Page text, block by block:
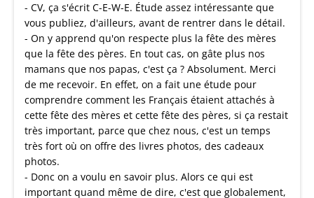
- CV, ça s'écrit C-E-W-E. Étude assez intéressante que
vous publiez, d'ailleurs, avant de rentrer dans le détail.
- On y apprend qu'on respecte plus la fête des mères
que la fête des pères. En tout cas, on gâte plus nos
mamans que nos papas, c'est ça ? Absolument. Merci
de me recevoir. En effet, on a fait une étude pour
comprendre comment les Français étaient attachés à
cette fête des mères et cette fête des pères, si ça restait
très important, parce que chez nous, c'est un temps
très fort où on offre des livres photos, des cadeaux
photos.
- Donc on a voulu en savoir plus. Alors ce qui est
important quand même de dire, c'est que globalement,